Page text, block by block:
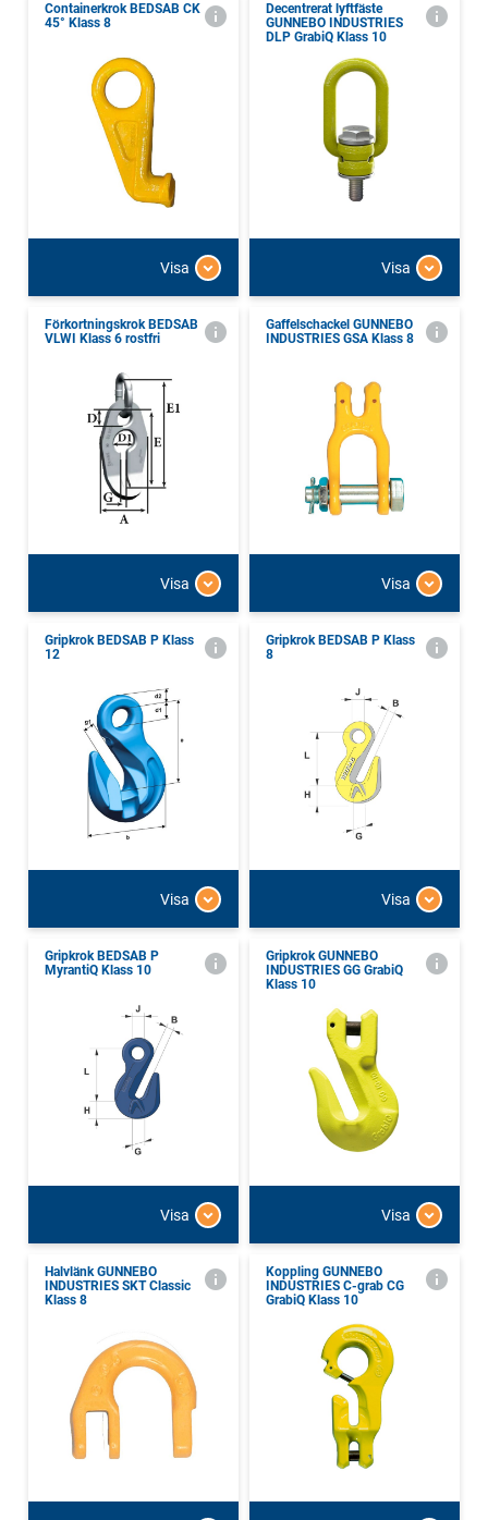
Containerkrok BEDSAB CK
45° Klass 8
Visa
Decentrerat lyftfäste
GUNNEBO INDUSTRIES
DLP GrabiQ Klass 10
Visa
Förkortningskrok BEDSAB
VLWI Klass 6 rostfri
Visa
Gaffelschackel GUNNEBO
INDUSTRIES GSA Klass 8
Visa
Gripkrok BEDSAB P Klass
12
Visa
Gripkrok BEDSAB P Klass
8
Visa
Gripkrok BEDSAB P
MyrantiQ Klass 10
Visa
Gripkrok GUNNEBO
INDUSTRIES GG GrabiQ
Klass 10
Visa
Halvlänk GUNNEBO
INDUSTRIES SKT Classic
Klass 8
Koppling GUNNEBO
INDUSTRIES C-grab CG
GrabiQ Klass 10